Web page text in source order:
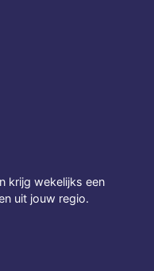
krijg wekelijks een
uit jouw regio.